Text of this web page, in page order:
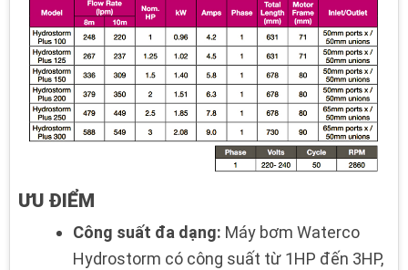
ƯU ĐIỂM
Công suất đa dạng: Máy bơm Waterco
Hydrostorm có công suất từ 1HP đến 3HP,